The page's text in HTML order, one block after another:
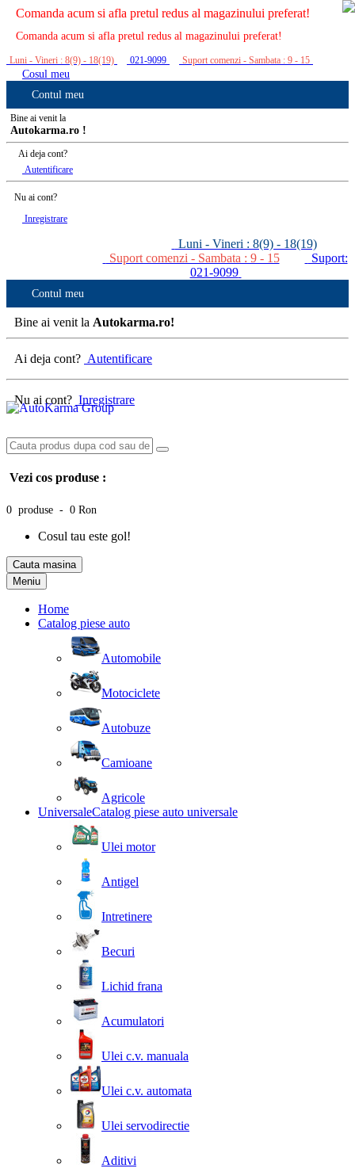
Comanda acum si afla pretul redus al magazinului preferat!
Comanda acum si afla pretul redus al magazinului preferat!
Luni - Vineri : 8(9) - 18(19) 021-9099 Suport comenzi - Sambata : 9 - 15
Cosul meu
Contul meu
Bine ai venit la
Autokarma.ro !
Ai deja cont?
Autentificare
Nu ai cont?
Inregistrare
Luni - Vineri : 8(9) - 18(19)
Suport comenzi - Sambata : 9 - 15
Suport:
021-9099
Contul meu
Bine ai venit la Autokarma.ro!
Ai deja cont? Autentificare
Nu ai cont? Inregistrare
Vezi cos produse :
0 produse - 0 Ron
Cosul tau este gol!
Cauta masina
Meniu
Home
Catalog piese auto
Automobile
Motociclete
Autobuze
Camioane
Agricole
UniversaleCatalog piese auto universale
Ulei motor
Antigel
Intretinere
Becuri
Lichid frana
Acumulatori
Ulei c.v. manuala
Ulei c.v. automata
Ulei servodirectie
Aditivi